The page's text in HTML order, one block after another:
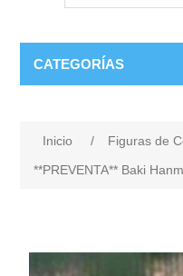
CATEGORÍAS
Inicio / Figuras de
**PREVENTA** Baki